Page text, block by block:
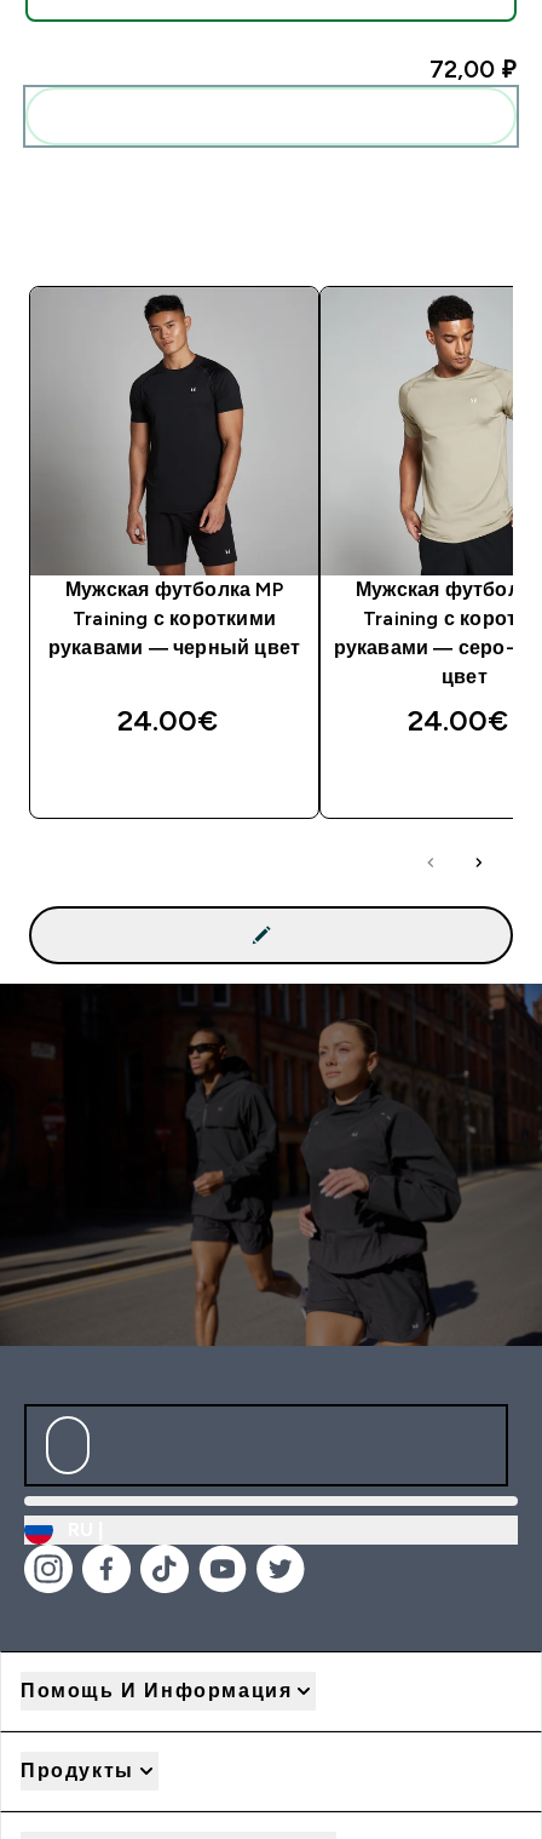
72,00 ₽‎
Мужская футболка MP
Training с короткими
рукавами — черный цвет
24.00€‎
Мужская футболка
Training с
рукавами — серо-
цвет
24.00€‎
Помощь И Информация
Продукты